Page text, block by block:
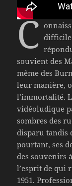
C difficile
souvient des
même des
leur manière,
l’immortalité.
vidéoludique
sombres des
disparu tandis
pourtant, ses
des souvenirs
l’esprit de qui
1951.